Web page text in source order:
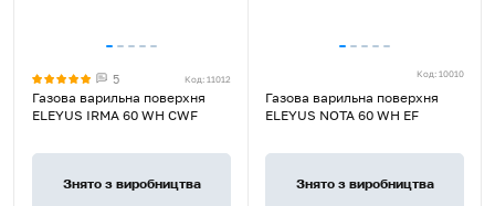
5 Код: 11012
Газова варильна поверхня
ELEYUS IRMA 60 WH CWF
Знято з виробництва
Код: 10010
Газова варильна поверхня
ELEYUS NOTA 60 WH EF
Знято з виробництва
4.9
out
of